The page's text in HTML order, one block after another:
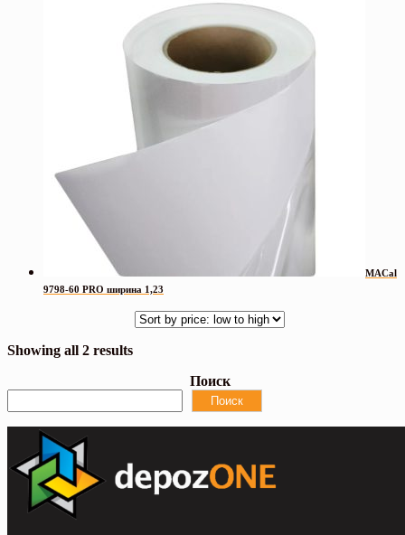
MACal
9798-60 PRO ширина 1,23
Showing all 2 results
Поиск
Поиск